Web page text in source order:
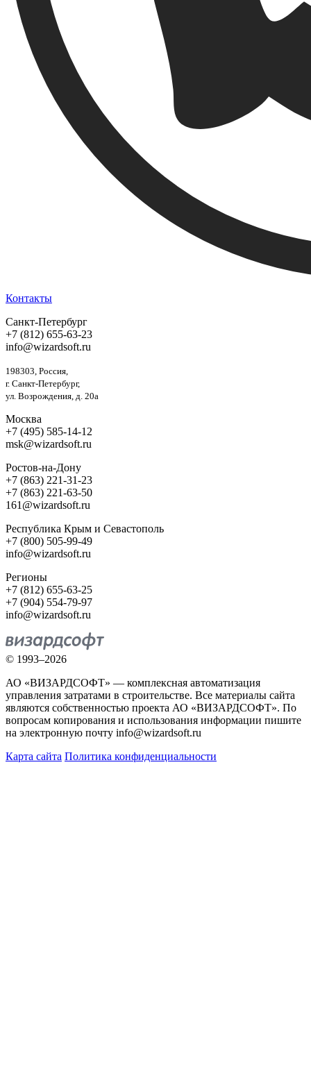
Контакты
Санкт-Петербург
+7 (812) 655-63-23
info@wizardsoft.ru
198303, Россия,
г. Санкт-Петербург,
ул. Возрождения, д. 20а
Москва
+7 (495) 585-14-12
msk@wizardsoft.ru
Ростов-на-Дону
+7 (863) 221-31-23
+7 (863) 221-63-50
161@wizardsoft.ru
Республика Крым и Севастополь
+7 (800) 505-99-49
info@wizardsoft.ru
Регионы
+7 (812) 655-63-25
+7 (904) 554-79-97
info@wizardsoft.ru
© 1993–2026
АО «ВИЗАРДСОФТ» — комплексная автоматизация
управления затратами в строительстве. Все материалы сайта
являются собственностью проекта АО «ВИЗАРДСОФТ». По
вопросам копирования и использования информации пишите
на электронную почту info@wizardsoft.ru
Карта сайта Политика конфиденциальности